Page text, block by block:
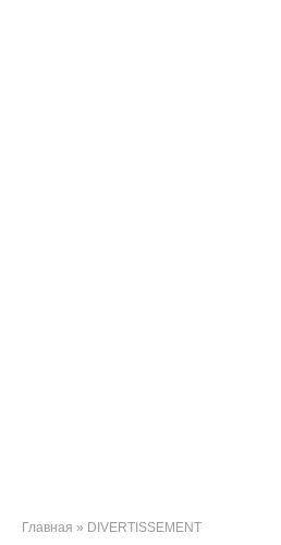
Главная » DIVERTISSEMENT